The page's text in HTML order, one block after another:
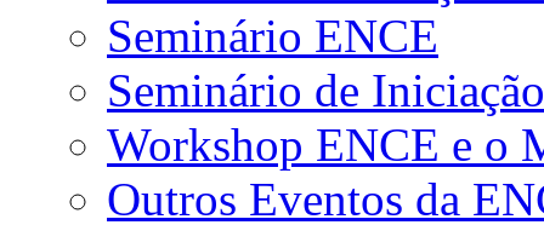
Seminário ENCE
Seminário de
Workshop ENCE e o
Outros Eventos da